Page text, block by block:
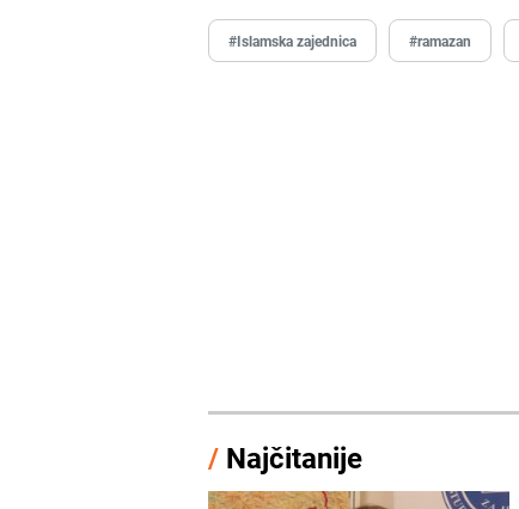
#Islamska zajednica #ramazan
/ Najčitanije